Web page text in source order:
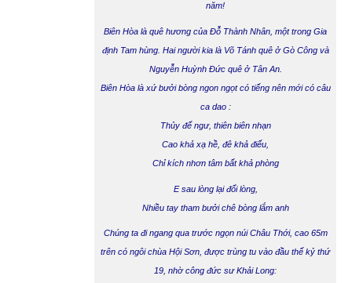
năm!
Biên Hòa là quê hương của Đỗ Thành Nhân, một trong Gia
định Tam hùng. Hai người kia là Võ Tánh quê ở Gò Công và
Nguyễn Huỳnh Đức quê ở Tân An.
Biên Hòa là xứ bưởi bòng ngon ngọt có tiếng nên mới có câu
ca dao :
Thủy để ngư, thiên biên nhạn
Cao khả xạ hề, đê khả điếu,
Chỉ kích nhơn tâm bất khả phòng
E sau lòng lại đổi lòng,
Nhiều tay tham bưởi chê bòng lắm anh
Chúng ta đi ngang qua trước ngọn núiChâu Thới, cao 65m
trên có ngôi chùa Hội Sơn, được trùng tu vào đầu thế kỷ thứ
19, nhờ công đức sư Khải Long: